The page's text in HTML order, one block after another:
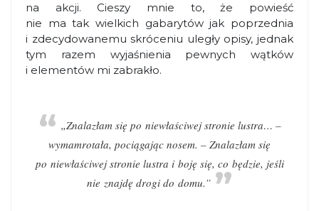
na akcji. Cieszy mnie to, że powieść
nie ma tak wielkich gabarytów jak poprzednia
i zdecydowanemu skróceniu uległy opisy, jednak
tym razem wyjaśnienia pewnych wątków
i elementów mi zabrakło.
„Znalazłam się po niewłaściwej stronie lustra… –
wymamrotała, pociągając nosem. – Znalazłam się
po niewłaściwej stronie lustra i boję się, co będzie, jeśli
nie znajdę drogi do domu.”